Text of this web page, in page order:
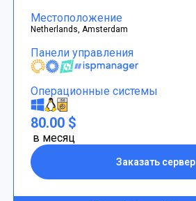
Местоположение
Netherlands, Amsterdam
Панели управления
Операционные системы
80.00 $
в месяц
Заказать сервер